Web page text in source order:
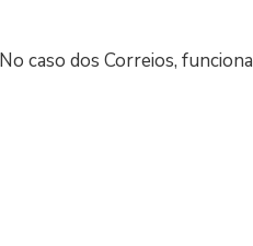
caso dos Correios, funciona